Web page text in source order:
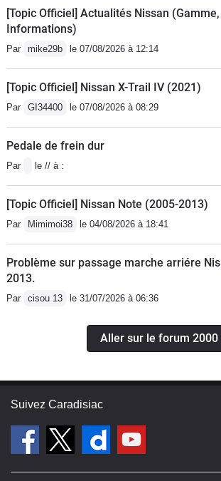
[Topic Officiel] Actualités Nissan
Informations)
Par mike29b le 07/08/2026 à 12:14
[Topic Officiel] Nissan X-Trail IV (2021)
Par GI34400 le 07/08/2026 à 08:29
Pedale de frein dur
Par le // à :
[Topic Officiel] Nissan Note (2005-2013)
Par Mimimoi38 le 04/08/2026 à 18:41
Problème sur passage marche arriére
2013.
Par cisou 13 le 31/07/2026 à 06:36
Aller sur le forum 2000
Suivez Caradisiac